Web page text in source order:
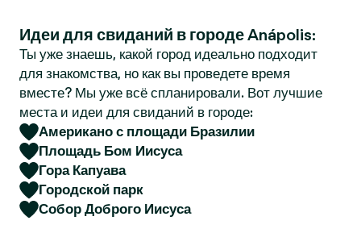
r
Идеи для свиданий в городе Anápolis:
Ты уже знаешь, какой город идеально подходит
для знакомства, но как вы проведете время
вместе? Мы уже всё спланировали. Вот лучшие
места и идеи для свиданий в городе:
Американо с площади Бразилии
Площадь Бом Иисуса
Гора Капуава
Городской парк
Собор Доброго Иисуса